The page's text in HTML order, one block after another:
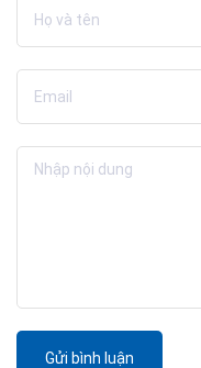
Gửi bình luận